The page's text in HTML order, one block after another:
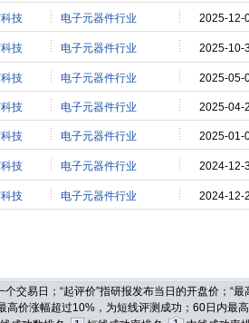
技 电子元器件行业 2025-12-
技 电子元器件行业 2025-10-
技 电子元器件行业 2025-05-
技 电子元器件行业 2025-04-
技 电子元器件行业 2025-01-
技 电子元器件行业 2024-12-
技 电子元器件行业 2024-12-
交易日；“起评价”指研报发布当日的开盘价；“
高价涨幅超过10%，为短线评测成功；60日内最